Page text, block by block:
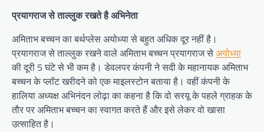
प्रयागराज से ताल्लुक रखते है अभिनेता
अमिताभ बच्चन का बर्थप्लेस अयोध्या से बहुत अधिक दूर नहीं है।
प्रयागराज से ताल्लुक रखने वाले अमिताभ बच्चन प्रयागराज सेअयोध्या
की दूरी 5 घंटे से भी कम है। डेवलपर कंपनी ने सदी के महानायक अमिताभ
बच्चन के प्लॉट खरीदने को एक माइलस्टोन बताया है। वहीं कंपनी के
हालिया अध्यक्ष अभिनंदन लोढ़ा का कहना है कि वो सरयू के पहले ग्राहक के
तौर पर अमिताभ बच्चन का स्वागत करते हैं और इसे लेकर वो खासा
उत्साहित है।